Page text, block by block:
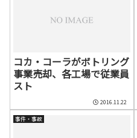
コカ・コーラがボトリング
事業売却、各工場で従業員
スト
2016.11.22
事件・事故